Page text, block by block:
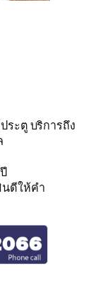
ระตู บริการถึง
นดีให้คำ